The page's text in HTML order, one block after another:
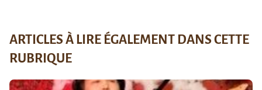
ARTICLES À LIRE ÉGALEMENT DANS CETTE
RUBRIQUE